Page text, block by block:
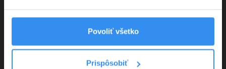
Povoliť všetko
Prispôsobiť